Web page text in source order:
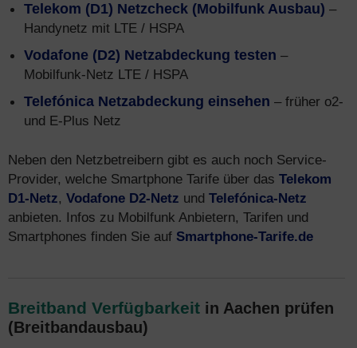
Telekom (D1) Netzcheck (Mobilfunk Ausbau) –
Handynetz mit LTE / HSPA
Vodafone (D2) Netzabdeckung testen –
Mobilfunk-Netz LTE / HSPA
Telefónica Netzabdeckung einsehen – früher o2-
und E-Plus Netz
Neben den Netzbetreibern gibt es auch noch Service-
Provider, welche Smartphone Tarife über das Telekom
D1-Netz, Vodafone D2-Netz und Telefónica-Netz
anbieten. Infos zu Mobilfunk Anbietern, Tarifen und
Smartphones finden Sie auf Smartphone-Tarife.de
Breitband Verfügbarkeit in Aachen prüfen
(Breitbandausbau)